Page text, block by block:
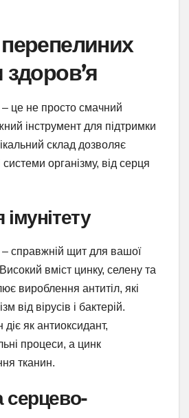
це не просто смачний
інструмент для підтримки
склад дозволяє
системи організму, від серця
справжній щит для вашої
вміст цинку, селену та
вироблення антитіл, які
від вірусів і бактерій.
як антиоксидант,
процеси, а цинк
тканин.
серцево-